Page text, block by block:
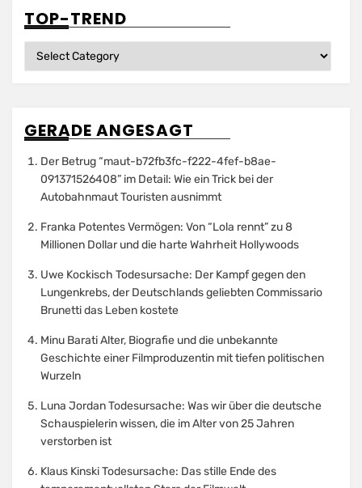
TOP-TREND
Top-
GERADE ANGESAGT
Der Betrug “maut-b72fb3fc-f222-4fef-b8ae-
091371526408” im Detail: Wie ein Trick bei der
Autobahnmaut Touristen ausnimmt
Franka Potentes Vermögen: Von “Lola rennt” zu 8
Millionen Dollar und die harte Wahrheit Hollywoods
Uwe Kockisch Todesursache: Der Kampf gegen den
Lungenkrebs, der Deutschlands geliebten Commissario
Brunetti das Leben kostete
Minu Barati Alter, Biografie und die unbekannte
Geschichte einer Filmproduzentin mit tiefen politischen
Wurzeln
Luna Jordan Todesursache: Was wir über die deutsche
Schauspielerin wissen, die im Alter von 25 Jahren
verstorben ist
Klaus Kinski Todesursache: Das stille Ende des